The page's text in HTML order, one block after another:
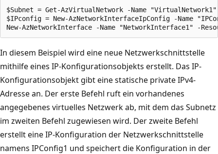
$Subnet = Get-AzVirtualNetwork -Name "VirtualNetwork1"
$IPconfig = New-AzNetworkInterfaceIpConfig -Name
In diesem Beispiel wird eine neue Netzwerkschnittstelle
mithilfe eines IP-Konfigurationsobjekts erstellt. Das IP-
Konfigurationsobjekt gibt eine statische private IPv4-
Adresse an. Der erste Befehl ruft ein vorhandenes
angegebenes virtuelles Netzwerk ab, mit dem das Subnetz
im zweiten Befehl zugewiesen wird. Der zweite Befehl
erstellt eine IP-Konfiguration der Netzwerkschnittstelle
namens IPConfig1 und speichert die Konfiguration in der